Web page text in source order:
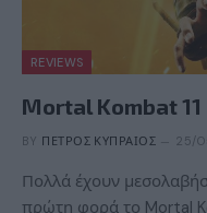
REVIEWS
Mortal Kombat
BY ΠΈΤΡΟΣ ΚΥΠΡΑΊΟΣ 25/
Πολλά έχουν
πρώτη φορά το Mortal